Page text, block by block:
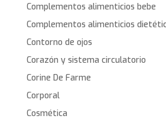
Complementos alimenticios bebe
Complementos alimenticios
Contorno de ojos
Corazón y sistema circulatorio
Corine De Farme
Corporal
Cosmética